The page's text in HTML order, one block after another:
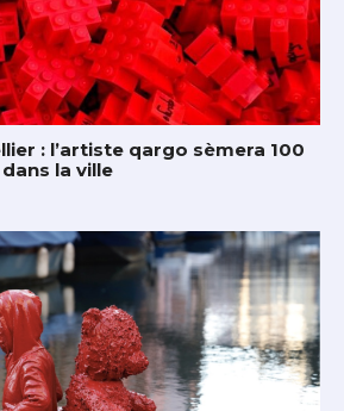
: l’artiste qargo sèmera 100
la ville